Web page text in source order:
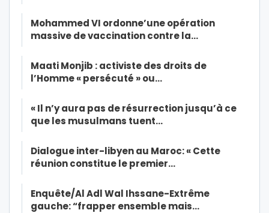
Mohammed VI ordonne’une opération
massive de vaccination contre la…
Maati Monjib : activiste des droits de
l’Homme « persécuté » ou…
« Il n’y aura pas de résurrection jusqu’à ce
que les musulmans tuent…
Dialogue inter-libyen au Maroc: « Cette
réunion constitue le premier…
Enquête/Al Adl Wal Ihssane-Extrême
gauche: “frapper ensemble mais…